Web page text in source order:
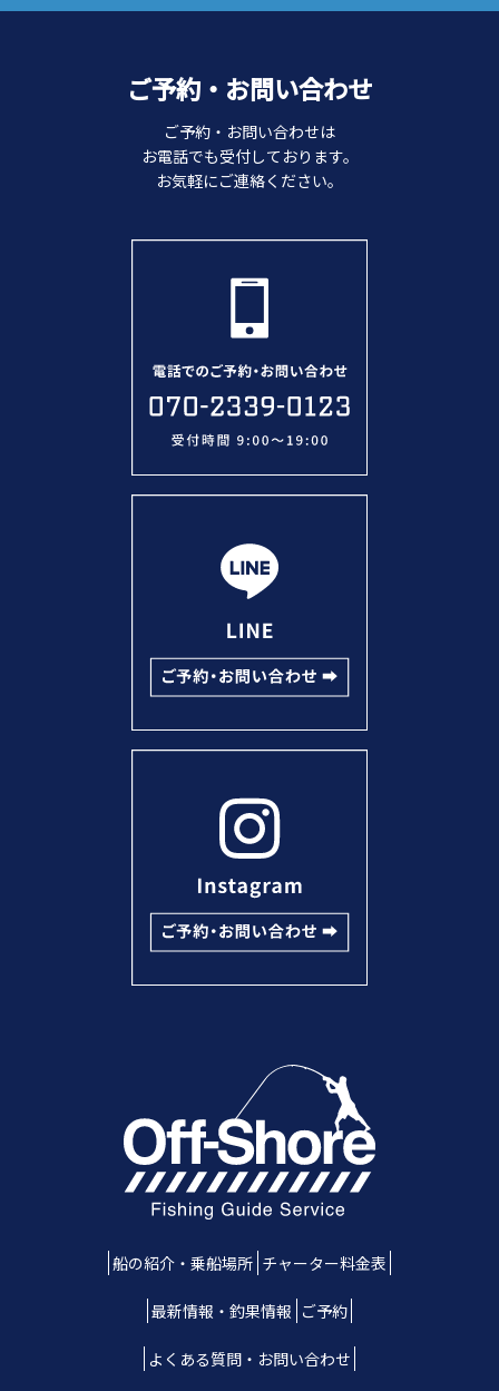
ご予約・お問い合わせ
ご予約・お問い合わせは
お電話でも受付しております。
お気軽にご連絡ください。
船の紹介・乗船場所 チャーター料金表
最新情報・釣果情報 ご予約
よくある質問・お問い合わせ